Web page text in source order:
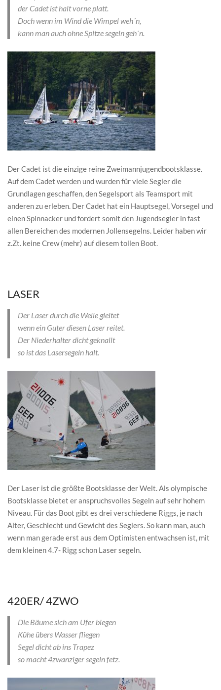
der Cadet ist halt vorne platt.
Doch wenn im Wind die Wimpel weh´n,
kann man auch ohne Spitze segeln geh´n.
Der Cadet ist die einzige reine Zweimannjugendbootsklasse.
Auf dem Cadet werden und wurden für viele Segler die
Grundlagen geschaffen, den Segelsport als Teamsport mit
anderen zu erleben. Der Cadet hat ein Hauptsegel, Vorsegel und
einen Spinnacker und fordert somit den Jugendsegler in fast
allen Bereichen des modernen Jollensegelns. Leider haben wir
z.Zt. keine Crew (mehr) auf diesem tollen Boot.
LASER
Der Laser durch die Welle gleitet
wenn ein Guter diesen Laser reitet.
Der Niederhalter dicht geknallt
so ist das Lasersegeln halt.
Der Laser ist die größte Bootsklasse der Welt. Als olympische
Bootsklasse bietet er anspruchsvolles Segeln auf sehr hohem
Niveau. Für das Boot gibt es drei verschiedene Riggs, je nach
Alter, Geschlecht und Gewicht des Seglers. So kann man, auch
wenn man gerade erst aus dem Optimisten entwachsen ist, mit
dem kleinen 4.7- Rigg schon Laser segeln.
420ER/ 4ZWO
Die Bäume sich am Ufer biegen
Kühe übers Wasser fliegen
Segel dicht ab ins Trapez
so macht 4zwanziger segeln fetz.